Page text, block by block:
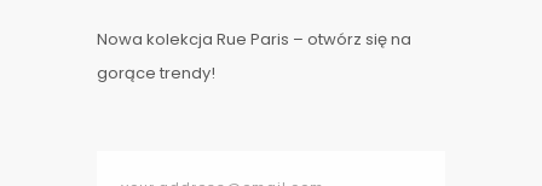
Nowa kolekcja Rue Paris – otwórz się na
gorące trendy!